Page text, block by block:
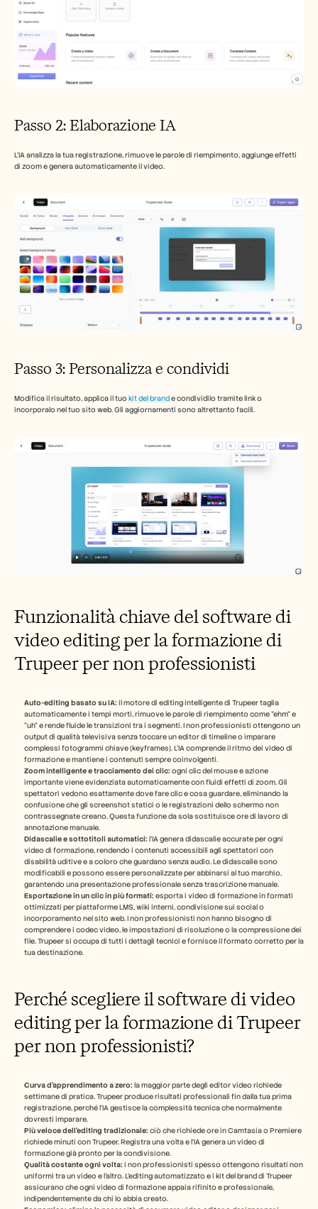
Passo 2: Elaborazione IA
L'IA analizza la tua registrazione, rimuove le parole di riempimento, aggiunge effetti
di zoom e genera automaticamente il video.
Passo 3: Personalizza e condividi
Modifica il risultato, applica il tuo kit del brand e condividilo tramite link o
incorporalo nel tuo sito web. Gli aggiornamenti sono altrettanto facili.
Funzionalità chiave del software di
video editing per la formazione di
Trupeer per non professionisti
Auto-editing basato su IA: il motore di editing intelligente di Trupeer taglia
automaticamente i tempi morti, rimuove le parole di riempimento come "ehm" e
"uh" e rende fluide le transizioni tra i segmenti. I non professionisti ottengono un
output di qualità televisiva senza toccare un editor di timeline o imparare
complessi fotogrammi chiave (keyframes). L'IA comprende il ritmo dei video di
formazione e mantiene i contenuti sempre coinvolgenti.
Zoom intelligente e tracciamento dei clic: ogni clic del mouse e azione
importante viene evidenziata automaticamente con fluidi effetti di zoom. Gli
spettatori vedono esattamente dove fare clic e cosa guardare, eliminando la
confusione che gli screenshot statici o le registrazioni dello schermo non
contrassegnate creano. Questa funzione da sola sostituisce ore di lavoro di
annotazione manuale.
Didascalie e sottotitoli automatici: l'IA genera didascalie accurate per ogni
video di formazione, rendendo i contenuti accessibili agli spettatori con
disabilità uditive e a coloro che guardano senza audio. Le didascalie sono
modificabili e possono essere personalizzate per abbinarsi al tuo marchio,
garantendo una presentazione professionale senza trascrizione manuale.
Esportazione in un clic in più formati: esporta i video di formazione in formati
ottimizzati per piattaforme LMS, wiki interni, condivisione sui social o
incorporamento nel sito web. I non professionisti non hanno bisogno di
comprendere i codec video, le impostazioni di risoluzione o la compressione dei
file. Trupeer si occupa di tutti i dettagli tecnici e fornisce il formato corretto per la
tua destinazione.
Perché scegliere il software di video
editing per la formazione di Trupeer
per non professionisti?
Curva d'apprendimento a zero: la maggior parte degli editor video richiede
settimane di pratica. Trupeer produce risultati professionali fin dalla tua prima
registrazione, perché l'IA gestisce la complessità tecnica che normalmente
dovresti imparare.
Più veloce dell'editing tradizionale: ciò che richiede ore in Camtasia o Premiere
richiede minuti con Trupeer. Registra una volta e l'IA genera un video di
formazione già pronto per la condivisione.
Qualità costante ogni volta: i non professionisti spesso ottengono risultati non
uniformi tra un video e l'altro. L'editing automatizzato e i kit del brand di Trupeer
assicurano che ogni video di formazione appaia rifinito e professionale,
indipendentemente da chi lo abbia creato.